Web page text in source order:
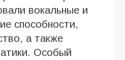
вокальные и
способности,
а также
Особый